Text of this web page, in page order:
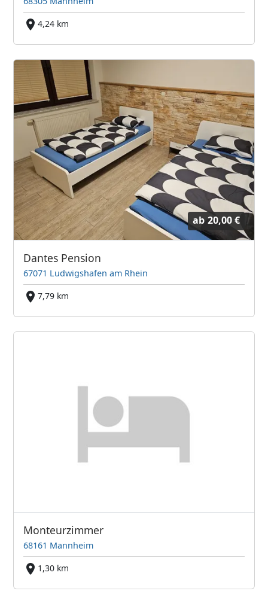
4,24 km
ab 20,00 €
Dantes Pension
67071 Ludwigshafen am Rhein
7,79 km
Monteurzimmer
68161 Mannheim
1,30 km